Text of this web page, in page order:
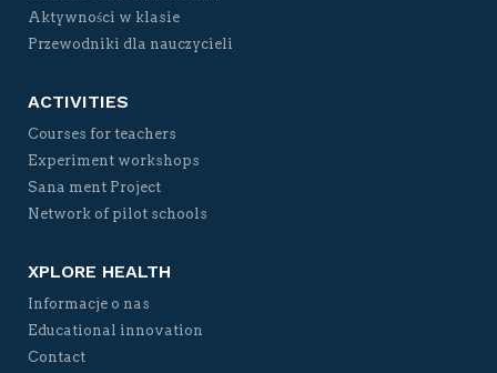
Aktywności w klasie
Przewodniki dla nauczycieli
ACTIVITIES
Courses for teachers
Experiment workshops
Sana ment Project
Network of pilot schools
XPLORE HEALTH
Informacje o nas
Educational innovation
Contact